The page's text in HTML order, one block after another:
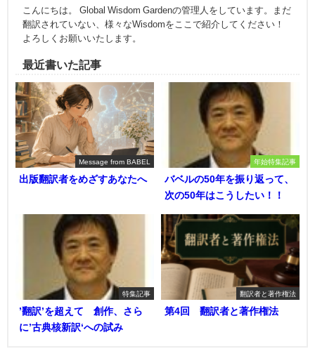
こんにちは。 Global Wisdom Gardenの管理人をしています。まだ
翻訳されていない、様々なWisdomをここで紹介してください！
よろしくお願いいたします。
最近書いた記事
Message from BABEL
出版翻訳者をめざすあなたへ
年始特集記事
バベルの50年を振り返って、
次の50年はこうしたい！！
特集記事
’翻訳’を超えて 創作、さら
に’古典核新訳‘への試み
翻訳者と著作権法
第4回 翻訳者と著作権法